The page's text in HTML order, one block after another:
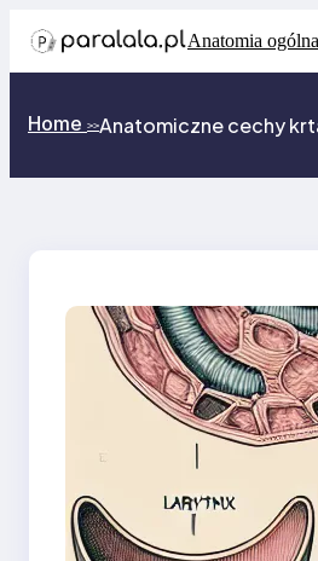
Anatomia ogólna
Home >>Anatomiczne cechy